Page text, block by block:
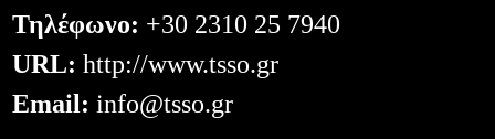
Τηλέφωνο: +30 2310 25 7940
URL: http://www.tsso.gr
Email: info@tsso.gr